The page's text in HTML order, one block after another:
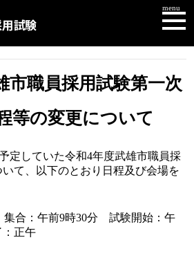
menu
員採用試験第一次試験の日程等の変更について
市職員採用試験第一次
等の変更について
定していた令和4年度武雄市職員採
て、以下のとおり日程及び会場を
合：午前9時30分 試験開始：午
正午